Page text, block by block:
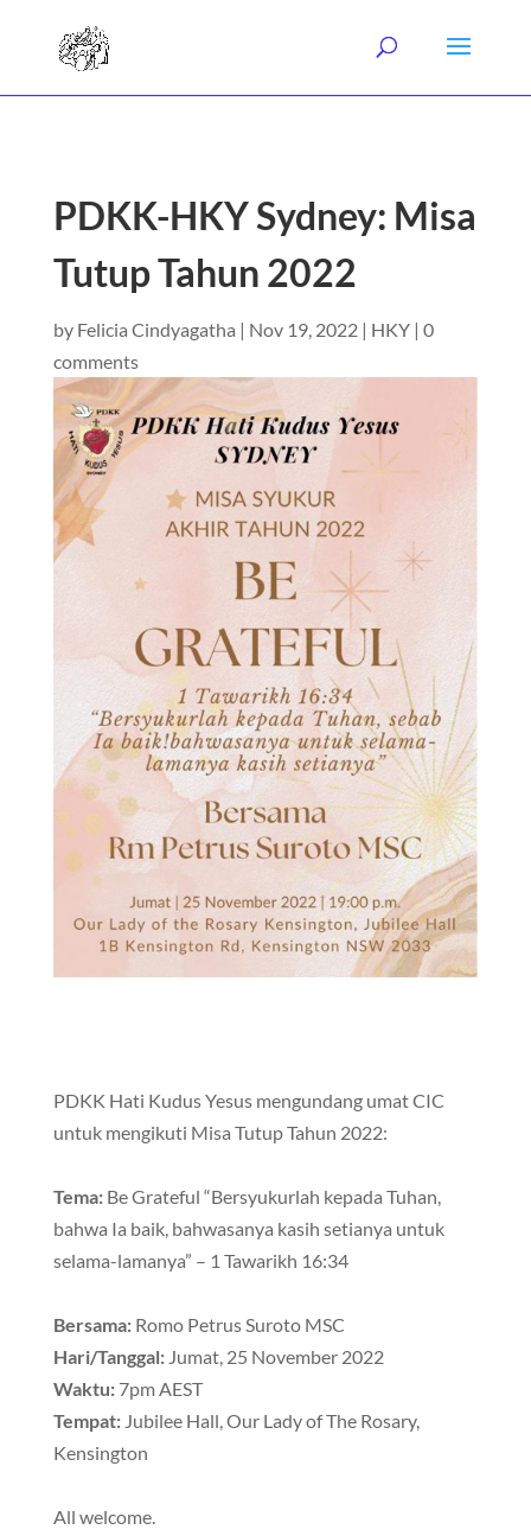
PDKK-HKY Sydney: Misa
Tutup Tahun 2022
by Felicia Cindyagatha | Nov 19, 2022| HKY| 0
comments
PDKK Hati Kudus Yesus mengundang umat CIC
untuk mengikuti Misa Tutup Tahun 2022:
Tema: Be Grateful “Bersyukurlah kepada Tuhan,
bahwa Ia baik, bahwasanya kasih setianya untuk
selama-lamanya” – 1 Tawarikh 16:34
Bersama: Romo Petrus Suroto MSC
Hari/Tanggal:Jumat, 25 November 2022
Waktu: 7pm AEST
Tempat: Jubilee Hall, Our Lady of The Rosary,
Kensington
All welcome.